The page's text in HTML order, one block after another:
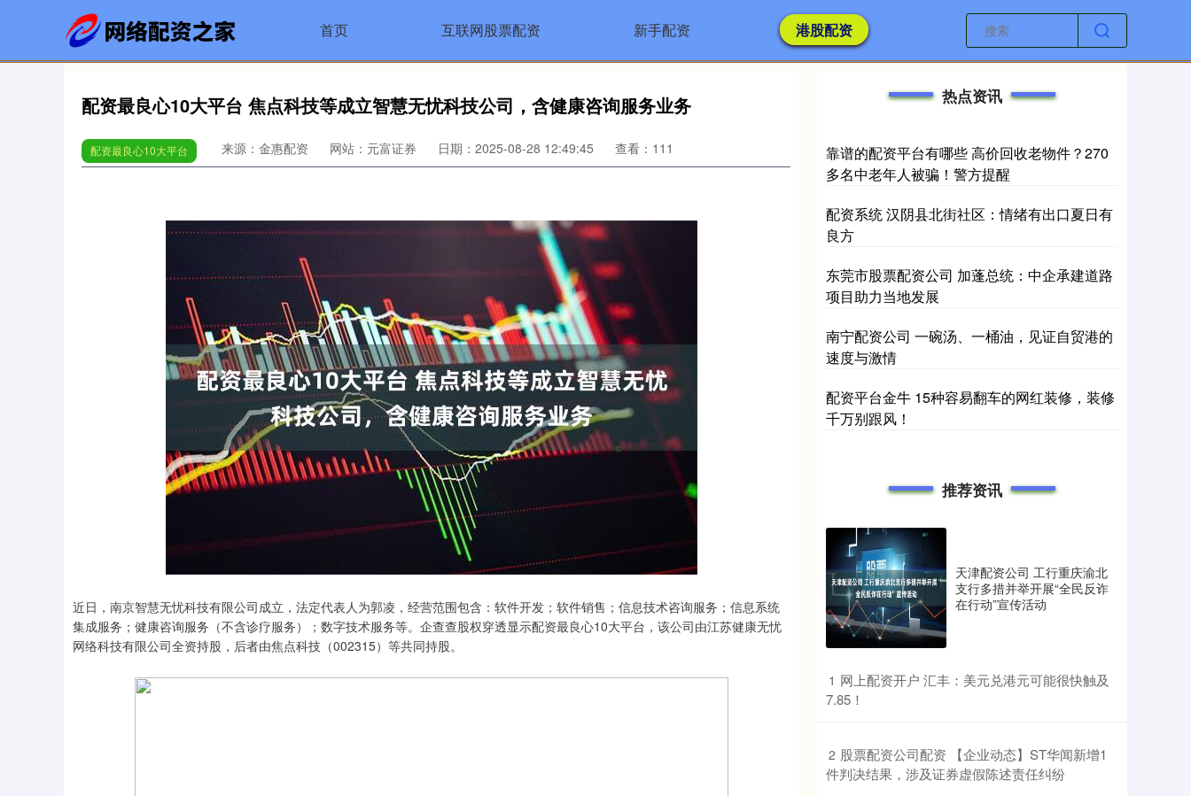
首页 互联网股票配资 新手配资 港股配资
配资最良心10大平台 焦点科技等成立智慧无忧科技公司，含健康咨询服务业务
配资最良心10大平台 来源：金惠配资 网站：元富证券 日期：2025-08-28 12:49:45 查看：111
近日，南京智慧无忧科技有限公司成立，法定代表人为郭凌，经营范围包含：软件开发；软件销售；信息技术咨询服务；信息系统
集成服务；健康咨询服务（不含诊疗服务）；数字技术服务等。企查查股权穿透显示配资最良心10大平台，该公司由江苏健康无忧
网络科技有限公司全资持股，后者由焦点科技（002315）等共同持股。
热点资讯
靠谱的配资平台有哪些 高价回收老物件？270
多名中老年人被骗！警方提醒
配资系统 汉阴县北街社区：情绪有出口夏日有
良方
东莞市股票配资公司 加蓬总统：中企承建道路
项目助力当地发展
南宁配资公司 一碗汤、一桶油，见证自贸港的
速度与激情
配资平台金牛 15种容易翻车的网红装修，装修
千万别跟风！
推荐资讯
天津配资公司 工行重庆渝北
支行多措并举开展“全民反诈
在行动”宣传活动
1 ​网上配资开户 汇丰：美元兑港元可能很快触及
7.85！
2 ​股票配资公司配资 【企业动态】ST华闻新增1
件判决结果，涉及证券虚假陈述责任纠纷